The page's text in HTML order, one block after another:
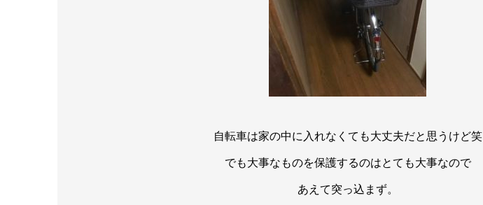
自転車は家の中に入れなくても大丈夫だと思うけど笑
でも大事なものを保護するのはとても大事なので
あえて突っ込まず。